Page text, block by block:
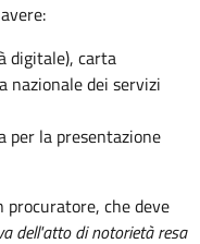
digitale), carta
nazionale dei servizi
per la presentazione
procuratore, che deve
dell'atto di notorietà resa